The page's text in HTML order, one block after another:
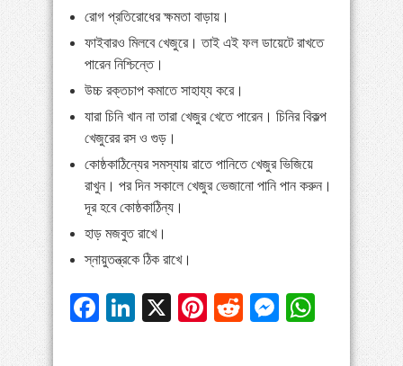
রোগ প্রতিরোধের ক্ষমতা বাড়ায়।
ফাইবারও মিলবে খেজুরে। তাই এই ফল ডায়েটে রাখতে
পারেন নিশ্চিন্তে।
উচ্চ রক্তচাপ কমাতে সাহায্য করে।
যারা চিনি খান না তারা খেজুর খেতে পারেন। চিনির বিকল্প
খেজুরের রস ও গুড়।
কোষ্ঠকাঠিন্যের সমস্যায় রাতে পানিতে খেজুর ভিজিয়ে
রাখুন। পর দিন সকালে খেজুর ভেজানো পানি পান করুন।
দূর হবে কোষ্ঠকাঠিন্য।
হাড় মজবুত রাখে।
স্নায়ুতন্ত্রকে ঠিক রাখে।
Facebook
LinkedIn
X Pinterest
Reddit